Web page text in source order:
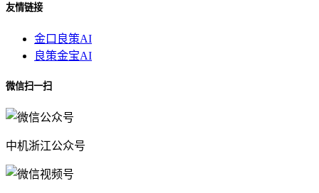
友情链接
金口良策AI
良策金宝AI
微信扫一扫
中机浙江公众号